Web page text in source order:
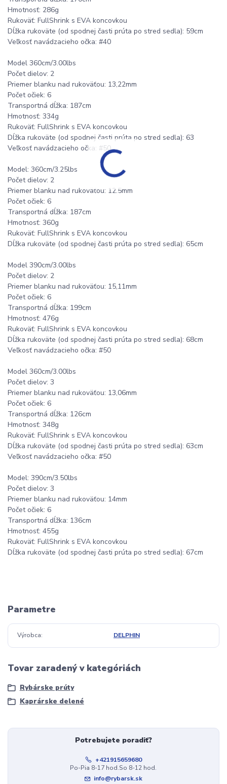
Hmotnosť: 286g
Rukoväť: FullShrink s EVA koncovkou
Dĺžka rukoväte (od spodnej časti prúta po stred sedla): 59cm
Veľkosť navádzacieho očka: #40
Model 360cm/3.00lbs
Počet dielov: 2
Priemer blanku nad rukoväťou: 13,22mm
Počet očiek: 6
Transportná dĺžka: 187cm
Hmotnosť: 334g
Rukoväť: FullShrink s EVA koncovkou
Dĺžka rukoväte (od spodnej časti prúta po stred sedla): 63
Veľkosť navádzacieho očka: #50
Model: 360cm/3.25lbs
Počet dielov: 2
Priemer blanku nad rukoväťou: 12.5mm
Počet očiek: 6
Transportná dĺžka: 187cm
Hmotnosť: 360g
Rukoväť: FullShrink s EVA koncovkou
Dĺžka rukoväte (od spodnej časti prúta po stred sedla): 65cm
Model 390cm/3.00lbs
Počet dielov: 2
Priemer blanku nad rukoväťou: 15,11mm
Počet očiek: 6
Transportná dĺžka: 199cm
Hmotnosť: 476g
Rukoväť: FullShrink s EVA koncovkou
Dĺžka rukoväte (od spodnej časti prúta po stred sedla): 68cm
Veľkosť navádzacieho očka: #50
Model 360cm/3.00lbs
Počet dielov: 3
Priemer blanku nad rukoväťou: 13,06mm
Počet očiek: 6
Transportná dĺžka: 126cm
Hmotnosť: 348g
Rukoväť: FullShrink s EVA koncovkou
Dĺžka rukoväte (od spodnej časti prúta po stred sedla): 63cm
Veľkosť navádzacieho očka: #50
Model: 390cm/3.50lbs
Počet dielov: 3
Priemer blanku nad rukoväťou: 14mm
Počet očiek: 6
Transportná dĺžka: 136cm
Hmotnosť: 455g
Rukoväť: FullShrink s EVA koncovkou
Dĺžka rukoväte (od spodnej časti prúta po stred sedla): 67cm
Parametre
Výrobca DELPHIN
Tovar zaradený v kategóriách
Rybárske prúty
Kaprárske delené
Potrebujete poradiť?
+421915659680
Po-Pia 8-17 hod.So 8-12 hod.
info@rybarsk.sk